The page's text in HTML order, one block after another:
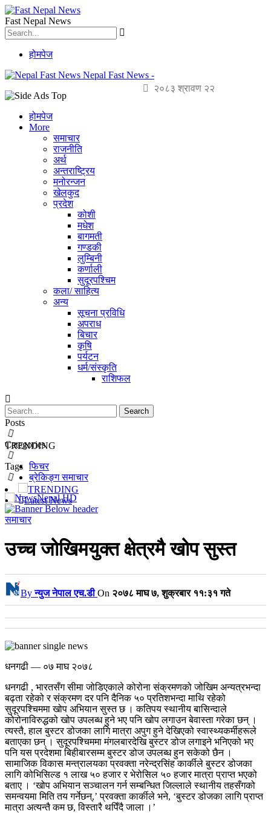
Fast Nepal News
होमपेज
Nepal Fast News -
२०८३ श्रावण २२
होमपेज
More
समाचार
राजनीति
अर्थ
अन्तराष्ट्रिय
मनोरन्जन
खेलकुद
प्रदेश
कोशी
मधेश
बागमती
गण्डकी
लुम्बिनी
कर्णाली
सुदूरपश्चिम
कला/ साहित्य
अन्य
सूचना प्रविधि
अपराध
बिचार
कृषि
पर्यटन
धर्म/संस्कृति
राशिफल
Posts
Categories
Tags
TRENDING
Latest News
TRENDING
फिचर
ब्रेकिङ्ग समाचार
समाचार
उच्च जोखिमयुक्त क्षेत्रमै खोप सुस्त
Byन्युज नेपाल एच.डी On २०७८ माघ ७, शुक्रबार ११:३१ गते
धनगढी — ०७ माघ २०७८
धनगढी , भारतसँग सीमा जोडिएकाले कोरोना संक्रमणको जोखिम अन्यत्रभन्दा
बढ्ता रहेको र संक्रमण दर पनि दैनिक ५० प्रतिशभन्दा माथि रहेको
सुदूरपश्चिममा खोप अभियान सुस्त छ । कतिपय स्थानीय बासिन्दाले
कोरोनाविरुद्धको खोप उपलब्ध हुने भए पनि खोप लगाउन बेवास्ता गरेका छन् ।
त्यस्तै, हाल बुस्टर डोजका लागि मात्रा अपुग हुने देखिएको स्वास्थ्यकर्मीहरूले
बताएका छन् ।सुदूरपश्चिममा मंगलबारदेखि बुस्टर डोज लगाइने भनिएको भए
पनि यस प्रदेशमा बिहीबारसम्म बुस्टर डोज उपलब्ध हुन सकेको छैन ।
सामाजिक विकास मन्त्रालयका प्रवक्ता नरेन्द्रसिंह कार्कीले बुस्टर डोजका
लागि कोभिसिल्ड १ लाख ५० हजार र भेरोसिल ५० हजार मात्रा प्राप्त भएको
बताए । ‘खोप अभियान सञ्चालन गर्न सम्बन्धित जिल्लाले स्थानीय तहसँगको
समन्वयमा मिति तय गर्नेछन्,’ प्रवक्ता कार्कीले भने, ‘बुस्टर डोजका लागि प्राप्त
मात्रा अत्यन्तै कम छ, विस्तारै थपिँदै जाला ।’